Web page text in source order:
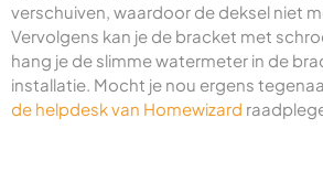
verschuiven, waardoor de deksel niet
Vervolgens kan je de bracket met
hang je de slimme watermeter in de
installatie. Mocht je nou ergens
de helpdesk van Homewizard